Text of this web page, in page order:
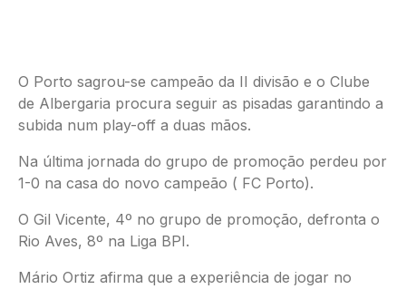
O Porto sagrou-se campeão da II divisão e o Clube
de Albergaria procura seguir as pisadas garantindo a
subida num play-off a duas mãos.
Na última jornada do grupo de promoção perdeu por
1-0 na casa do novo campeão ( FC Porto).
O Gil Vicente, 4º no grupo de promoção, defronta o
Rio Aves, 8º na Liga BPI.
Mário Ortiz afirma que a experiência de jogar no